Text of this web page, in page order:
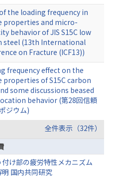
the loading frequency in
properties and micro-
behavior of JIS S15C low
steel (13th International
on Fracture (ICF13))
frequency effect on the
properties of S15C carbon
some discussions beased
behavior (第28回信頼
ジウム)
全件表示（32件）
付け部の疲労特性メカニズム
明 国内共同研究